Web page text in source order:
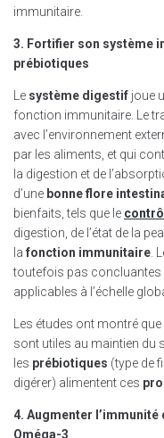
immunitaire.
3. Fortifier son système
prébiotiques
Le système digestif joue
fonction immunitaire. Le
avec l’environnement
par les aliments, et qui
la digestion et de
d’une bonne flore
bienfaits, tels que le
digestion, de l’état de la
la fonction immunitaire .
toutefois pas concluantes
applicables à l’échelle
Les études ont montré que
sont utiles au maintien du
les prébiotiques (type de
digérer) alimentent ces
4. Augmenter
Oméga-3